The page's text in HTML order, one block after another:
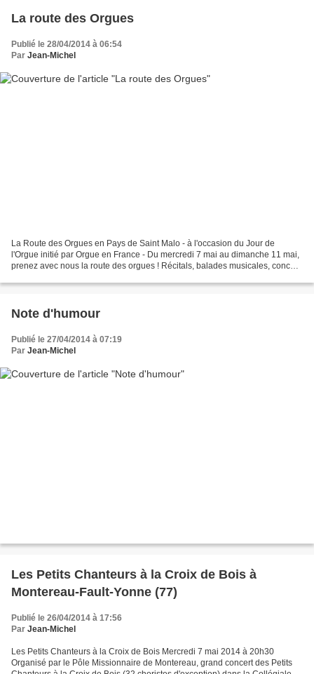
La route des Orgues
Publié le 28/04/2014 à 06:54
Par Jean-Michel
La Route des Orgues en Pays de Saint Malo - à l'occasion du Jour de
l'Orgue initié par Orgue en France - Du mercredi 7 mai au dimanche 11 mai,
prenez avec nous la route des orgues ! Récitals, balades musicales, concert
Note d'humour
Publié le 27/04/2014 à 07:19
Par Jean-Michel
Les Petits Chanteurs à la Croix de Bois à
Montereau-Fault-Yonne (77)
Publié le 26/04/2014 à 17:56
Par Jean-Michel
Les Petits Chanteurs à la Croix de Bois Mercredi 7 mai 2014 à 20h30
Organisé par le Pôle Missionnaire de Montereau, grand concert des Petits